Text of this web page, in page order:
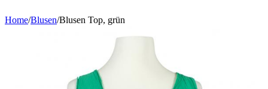
Home/Blusen/Blusen Top, grün